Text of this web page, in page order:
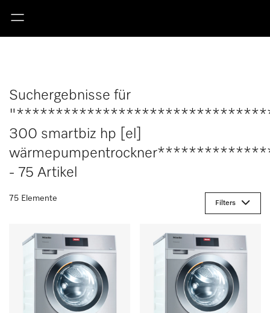
Suchergebnisse für
300 smartbiz hp [el]
- 75 Artikel
75 Elemente
Filters